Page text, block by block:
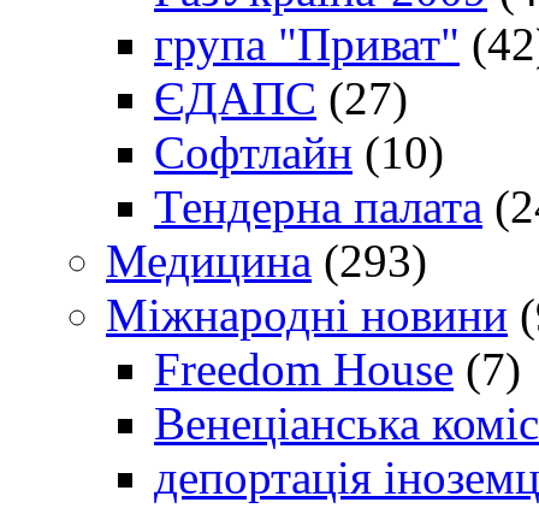
група "Приват"
ЄДАПС (27)
Софтлайн (10)
Тендерна палата
Медицина (293)
Міжнародні новини
Freedom House (7)
Венеціанська
депортація